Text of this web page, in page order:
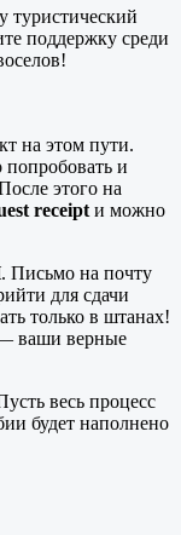
поддержку среди
на этом пути.
и
этого на
receipt и можно
. Письмо на почту
для сдачи
только в штанах!
ваши верные
весь процесс
будет наполнено